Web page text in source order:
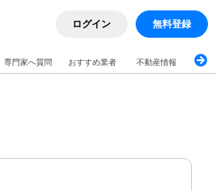
ログイン 無料登録
専門家へ質問 おすすめ業者 不動産情報 ブログ